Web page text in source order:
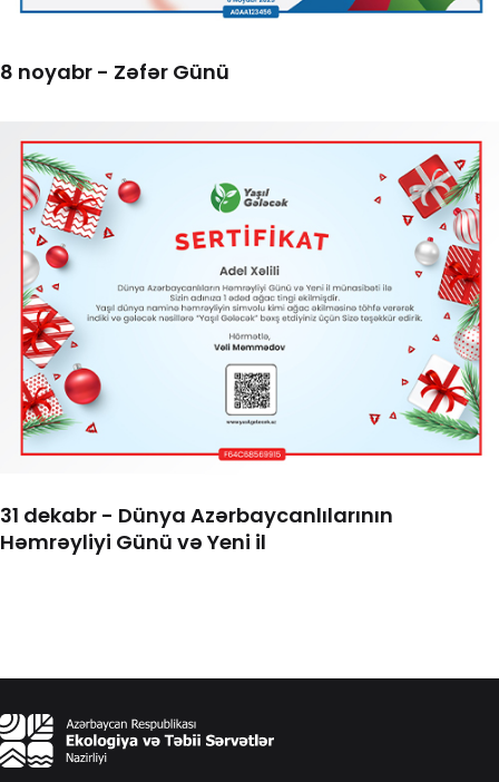
​8 noyabr - Zəfər Günü
31 dekabr - Dünya Azərbaycanlılarının
Həmrəyliyi Günü və Yeni il